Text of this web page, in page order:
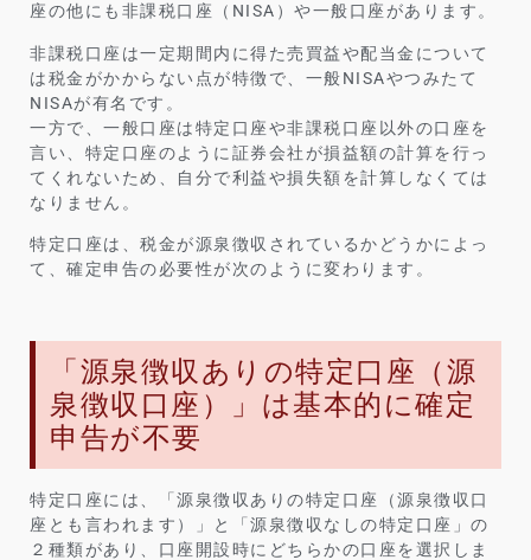
座の他にも非課税口座（NISA）や一般口座があります。
非課税口座は一定期間内に得た売買益や配当金について
は税金がかからない点が特徴で、一般NISAやつみたて
NISAが有名です。
一方で、一般口座は特定口座や非課税口座以外の口座を
言い、特定口座のように証券会社が損益額の計算を行っ
てくれないため、自分で利益や損失額を計算しなくては
なりません。
特定口座は、税金が源泉徴収されているかどうかによっ
て、確定申告の必要性が次のように変わります。
「源泉徴収ありの特定口座（源
泉徴収口座）」は基本的に確定
申告が不要
特定口座には、「源泉徴収ありの特定口座（源泉徴収口
座とも言われます）」と「源泉徴収なしの特定口座」の
２種類があり、口座開設時にどちらかの口座を選択しま